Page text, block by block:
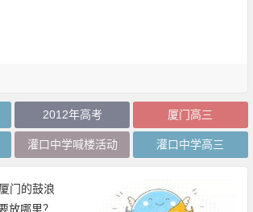
2012年高考 厦门高三
灌口中学喊楼活动 灌口中学高三